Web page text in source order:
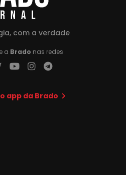
com a verdade
a Brado nas redes
app da Brado